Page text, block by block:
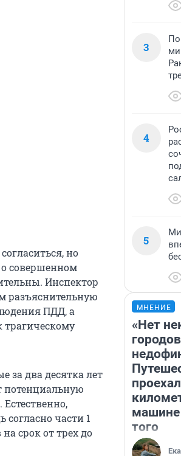
но
о совершенном
Инспектор
разъяснительную
ПДД, а
за два десятка лет
потенциальную
части 1
срок от трех до
3
4
5
МНЕНИЕ
«Нет
машине
того